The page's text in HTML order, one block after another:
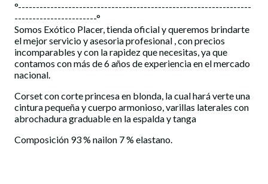
°-----------------------------------------------------------------
-----------------------°
Somos Exótico Placer, tienda oficial y queremos brindarte
el mejor servicio y asesoria profesional , con precios
incomparables y con la rapidez que necesitas, ya que
contamos con más de 6 años de experiencia en el mercado
nacional.
Corset con corte princesa en blonda, la cual hará verte una
cintura pequeña y cuerpo armonioso, varillas laterales con
abrochadura graduable en la espalda y tanga
Composición 93 % nailon 7 % elastano.